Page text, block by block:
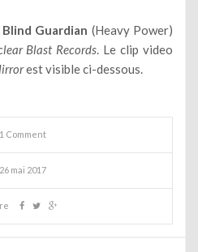
Blind Guardian (Heavy Power)
Blast Records. Le clip video
est visible ci-dessous.
1 Comment
26 mai 2017